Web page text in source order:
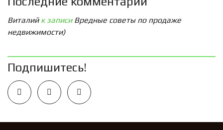
Виталийк записи Вредные советы по продаже
недвижимости)
Подпишитесь!